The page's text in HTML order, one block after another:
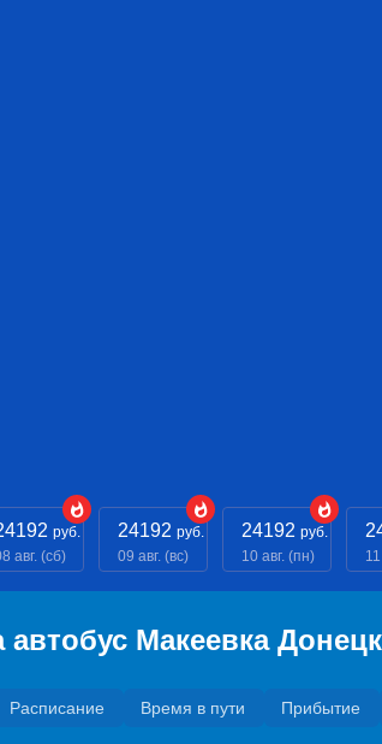
руб.
авг. (сб)
24192 руб.
09 авг. (вс)
24192 руб.
10 авг. (пн)
Макеевка
Расписание Время в пути Прибытие